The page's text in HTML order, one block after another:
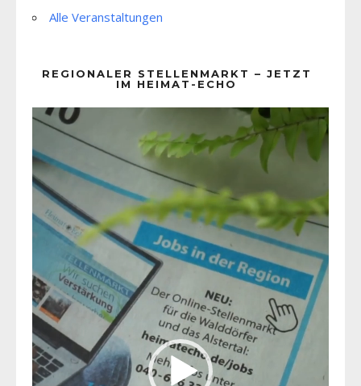
Alle Veranstaltungen
REGIONALER STELLENMARKT – JETZT
IM HEIMAT-ECHO
Player